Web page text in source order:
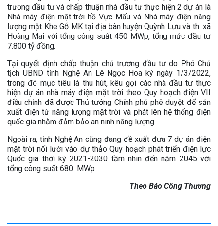
trương đầu tư và chấp thuận nhà đầu tư thực hiện 2 dự án là
Nhà máy điện mặt trời hồ Vực Mấu và Nhà máy điện năng
lượng mặt Khe Gỗ MK tại địa bàn huyện Quỳnh Lưu và thị xã
Hoàng Mai với tổng công suất 450 MWp, tổng mức đầu tư
7.800 tỷ đồng.
Tại quyết định chấp thuận chủ trương đầu tư do Phó Chủ
tịch UBND tỉnh Nghệ An Lê Ngọc Hoa ký ngày 1/3/2022,
trong đó mục tiêu là thu hút, kêu gọi các nhà đầu tư thực
hiện dự án nhà máy điện mặt trời theo Quy hoạch điện VII
điều chỉnh đã được Thủ tướng Chính phủ phê duyệt để sản
xuất điện từ năng lượng mặt trời và phát lên hệ thống điện
quốc gia nhằm đảm bảo an ninh năng lượng.
Ngoài ra, tỉnh Nghệ An cũng đang đề xuất đưa 7 dự án điện
mặt trời nối lưới vào dự thảo Quy hoạch phát triển điện lực
Quốc gia thời kỳ 2021-2030 tầm nhìn đến năm 2045 với
tổng công suất 680 MWp
Theo Báo Công Thương